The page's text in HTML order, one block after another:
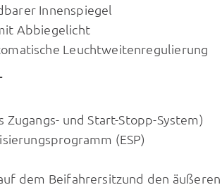
Innenspiegel
Abbiegelicht
Leuchtweitenregulierung
Zugangs- und Start-Stopp-System)
(ESP)
dem Beifahrersitzund den